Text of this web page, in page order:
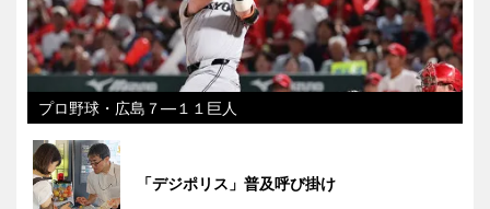
プロ野球・広島７―１１巨人
「デジポリス」普及呼び掛け